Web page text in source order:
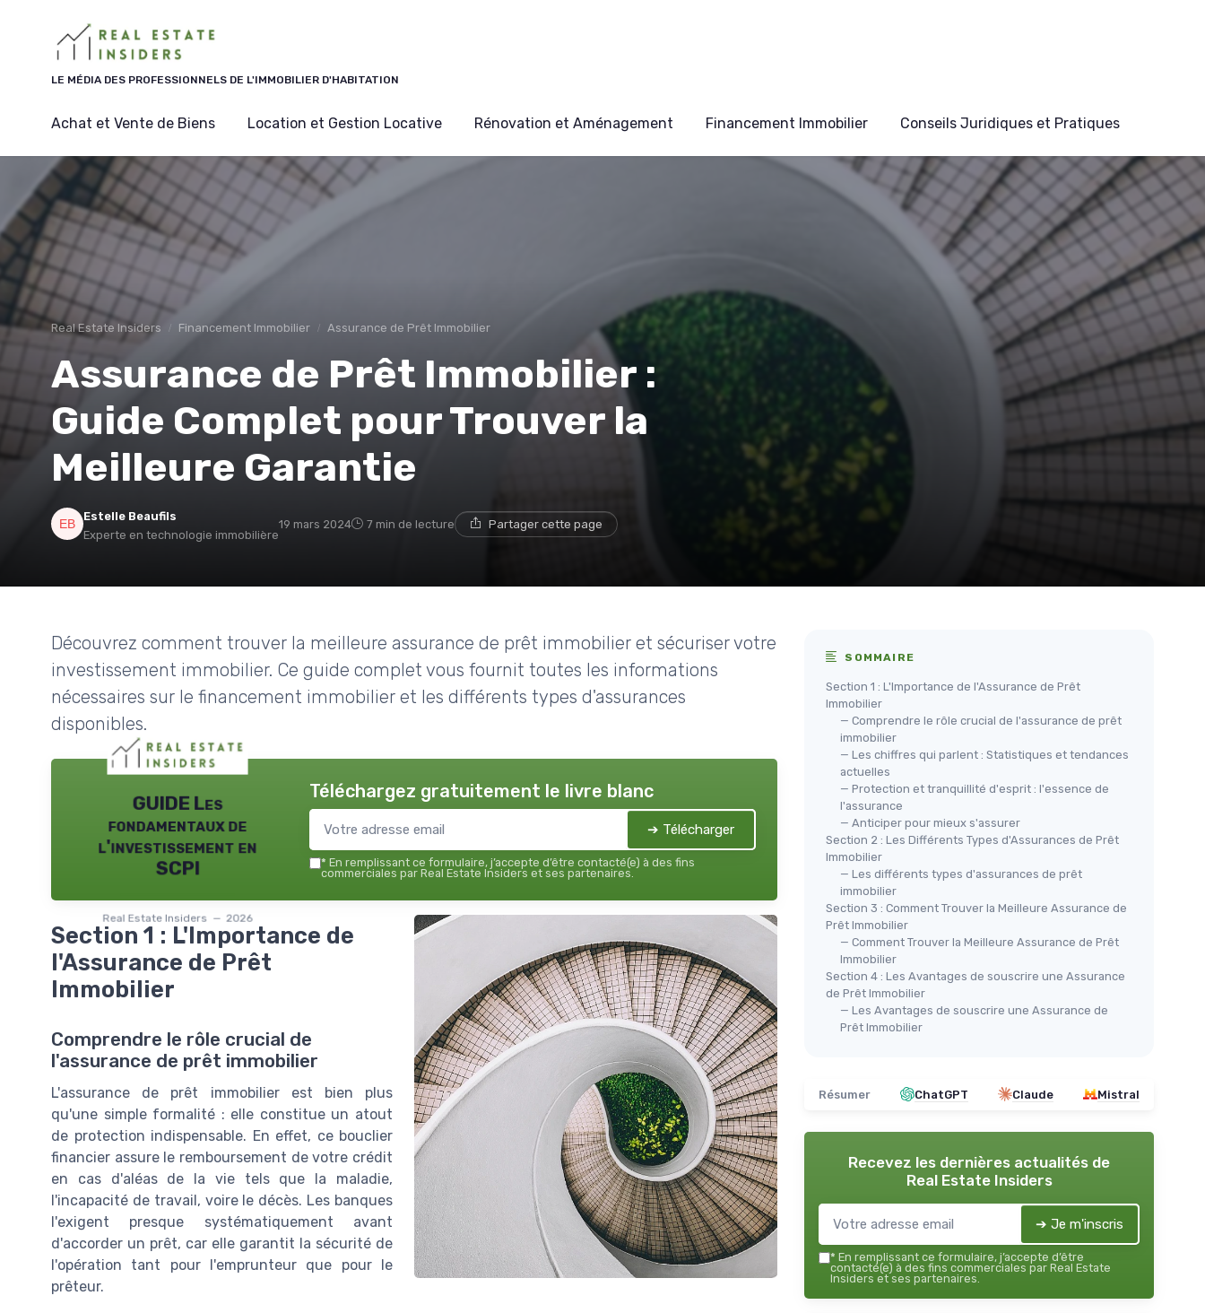
LE MÉDIA DES PROFESSIONNELS DE L'IMMOBILIER D'HABITATION
Achat et Vente de Biens Location et Gestion Locative Rénovation et Aménagement Financement Immobilier Conseils Juridiques et Pratiques
Real Estate Insiders Financement Immobilier Assurance de Prêt Immobilier
Assurance de Prêt Immobilier :
Guide Complet pour Trouver la
Meilleure Garantie
Estelle Beaufils
Experte en technologie immobilière
19 mars 2024 7 min de lecture Partager cette page
Découvrez comment trouver la meilleure assurance de prêt immobilier et sécuriser votre
investissement immobilier. Ce guide complet vous fournit toutes les informations
nécessaires sur le financement immobilier et les différents types d'assurances
disponibles.
GUIDE Les
fondamentaux de
l'investissement en
SCPI
Real Estate Insiders — 2026
Téléchargez gratuitement le livre blanc
➔ Télécharger
* En remplissant ce formulaire, j’accepte d’être contacté(e) à des fins
commerciales par Real Estate Insiders et ses partenaires.
Section 1 : L'Importance de
l'Assurance de Prêt
Immobilier
Comprendre le rôle crucial de
l'assurance de prêt immobilier
L'assurance de prêt immobilier est bien plus
qu'une simple formalité : elle constitue un atout
de protection indispensable. En effet, ce bouclier
financier assure le remboursement de votre crédit
en cas d'aléas de la vie tels que la maladie,
l'incapacité de travail, voire le décès. Les banques
l'exigent presque systématiquement avant
d'accorder un prêt, car elle garantit la sécurité de
l'opération tant pour l'emprunteur que pour le
prêteur.
SOMMAIRE
Section 1 : L'Importance de l'Assurance de Prêt
Immobilier
— Comprendre le rôle crucial de l'assurance de prêt
immobilier
— Les chiffres qui parlent : Statistiques et tendances
actuelles
— Protection et tranquillité d'esprit : l'essence de
l'assurance
— Anticiper pour mieux s'assurer
Section 2 : Les Différents Types d'Assurances de Prêt
Immobilier
— Les différents types d'assurances de prêt
immobilier
Section 3 : Comment Trouver la Meilleure Assurance de
Prêt Immobilier
— Comment Trouver la Meilleure Assurance de Prêt
Immobilier
Section 4 : Les Avantages de souscrire une Assurance
de Prêt Immobilier
— Les Avantages de souscrire une Assurance de
Prêt Immobilier
Résumer ChatGPT Claude Mistral
Recevez les dernières actualités de
Real Estate Insiders
➔ Je m'inscris
* En remplissant ce formulaire, j’accepte d’être
contacté(e) à des fins commerciales par Real Estate
Insiders et ses partenaires.